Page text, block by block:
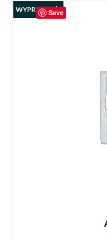
WYPRZEDAŻ!Save